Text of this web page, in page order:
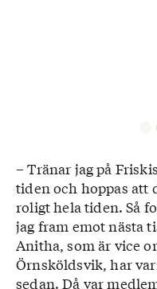
– Tränar jag på
tiden och hoppas att
roligt hela tiden. Så
jag fram emot nästa
Anitha, som är vice
Örnsköldsvik, har
sedan. Då var